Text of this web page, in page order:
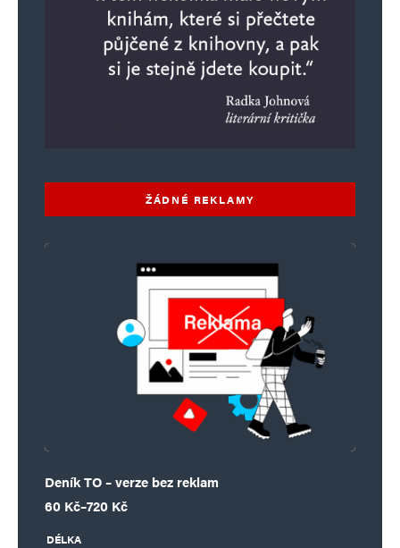
ŽÁDNÉ REKLAMY
Deník TO – verze bez reklam
60 Kč–720 Kč
Rozpětí cen: 60 Kč až 720 Kč
DÉLKA